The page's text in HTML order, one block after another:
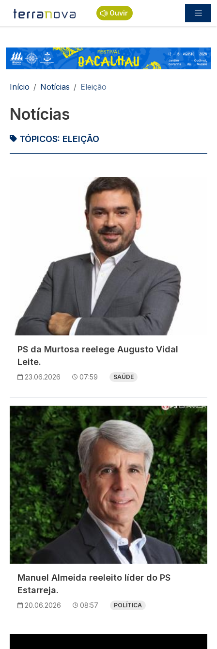
Passar para o conteúdo principal
Ouvir
Navegação estrutural
Início Notícias Eleição
Notícias
TÓPICOS: ELEIÇÃO
PS da Murtosa reelege Augusto Vidal
Leite.
23.06.2026 07:59 SAÚDE
Imagem
Manuel Almeida reeleito líder do PS
Estarreja.
20.06.2026 08:57 POLÍTICA